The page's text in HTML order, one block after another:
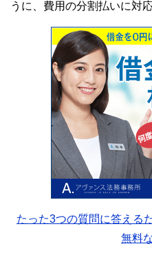
うに、費用の分割払いに対
たった3つの質問に答える
無料